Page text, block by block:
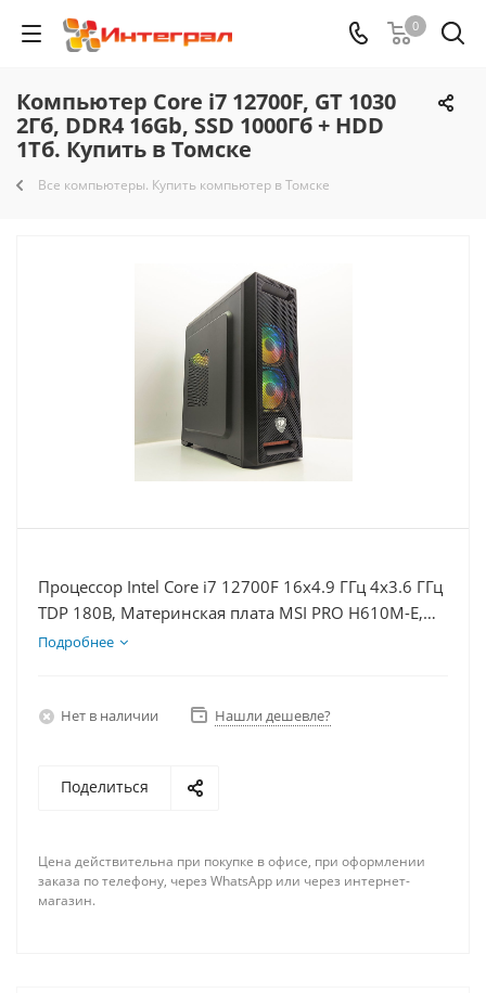
0
Компьютер Core i7 12700F, GT 1030
2Гб, DDR4 16Gb, SSD 1000Гб + HDD
1Тб. Купить в Томске
Все компьютеры. Купить компьютер в Томске
Процессор Intel Core i7 12700F 16x4.9 ГГц 4x3.6 ГГц
TDP 180В, Материнская плата MSI PRO H610M-E,
Видеокарта GT 1030 2Гб, Память DDR4 16Gb,
Подробнее
Нет в наличии Нашли дешевле?
Поделиться
Цена действительна при покупке в офисе, при оформлении
заказа по телефону, через WhatsApp или через интернет-
магазин.